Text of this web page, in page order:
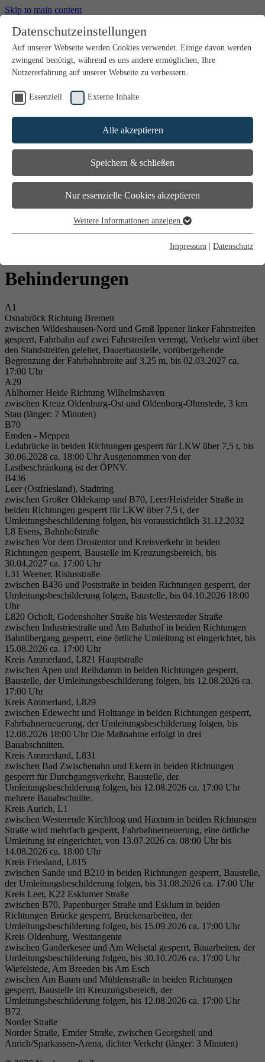
Skip to main content
Empfang
Radioplayer
Verkehrszentrale(current)
Verkehrszentrale
Besser ankommen mit dem besten Verkehrsservice.
Wenn ihr einen Stau oder einen Blitzer seht, dann ruft uns an:
04931 / 97 3000
Behinderungen
A1
Osnabrück Richtung Bremen
zwischen Wildeshausen-Nord und Groß Ippener linker Fahrstreifen
gesperrt, Fahrbahn auf zwei Fahrstreifen verengt, Verkehr wird über
den Standstreifen geleitet, Dauerbaustelle, vorübergehende
Begrenzung der Fahrbahnbreite auf 3,25 m, bis 02.03.2027 ca.
17:00 Uhr
A29
Ahlhorner Heide Richtung Wilhelmshaven
zwischen Kreuz Oldenburg-Ost und Oldenburg-Ohmstede, 3 km
Stau (länger: 7 Minuten)
B70
Emden - Meppen
Ledabrücke in beiden Richtungen gesperrt für LKW über 7,5 t, bis
30.06.2028 ca. 18:00 Uhr Ausgenommen von der
Lastbeschränkung ist der ÖPNV.
B436
Leer (Ostfriesland), Stadtring
zwischen Großer Oldekamp und B70, Leer/Heisfelder Straße in
beiden Richtungen gesperrt für LKW über 7,5 t, der
Umleitungsbeschilderung folgen, bis voraussichtlich 31.12.2032
L8 Esens, Bahnhofstraße
zwischen Vor dem Drostentor und Kreisverkehr in beiden
Richtungen gesperrt, Baustelle im Kreuzungsbereich, bis
30.04.2027 ca. 17:00 Uhr
L31 Weener, Risiusstraße
zwischen B436 und Poststraße in beiden Richtungen gesperrt, der
Umleitungsbeschilderung folgen, Baustelle, bis 04.10.2026 18:00
Uhr
L820 Ocholt, Godensholter Straße bis Westersteder Straße
zwischen Industriestraße und Am Bahnhof in beiden Richtungen
Bahnübergang gesperrt, eine örtliche Umleitung ist eingerichtet, bis
15.08.2026 ca. 17:00 Uhr
Kreis Ammerland, L821 Hauptstraße
zwischen Apen und Reihdamm in beiden Richtungen gesperrt,
Baustelle, der Umleitungsbeschilderung folgen, bis 12.08.2026 ca.
17:00 Uhr
Kreis Ammerland, L829
zwischen Edewecht und Holttange in beiden Richtungen gesperrt,
Fahrbahnerneuerung, der Umleitungsbeschilderung folgen, bis
12.08.2026 18:00 Uhr Die Maßnahme erfolgt in drei
Bauabschnitten.
Kreis Ammerland, L831
zwischen Bad Zwischenahn und Ekern in beiden Richtungen
gesperrt für Durchgangsverkehr, Baustelle, der
Umleitungsbeschilderung folgen, bis 12.08.2026 ca. 17:00 Uhr
mehrere Bauabschnitte.
Kreis Aurich, L1
zwischen Westerende Kirchloog und Haxtum in beiden Richtungen
Straße wird mehrfach gesperrt, Fahrbahnerneuerung, eine örtliche
Umleitung ist eingerichtet, von 13.07.2026 ca. 08:00 Uhr bis
14.08.2026 ca. 18:00 Uhr
Kreis Friesland, L815
zwischen Sande und B210 in beiden Richtungen gesperrt, Baustelle,
der Umleitungsbeschilderung folgen, bis 31.08.2026 ca. 17:00 Uhr
Kreis Leer, K22 Esklumer Straße
zwischen B70, Papenburger Straße und Esklum in beiden
Richtungen Brücke gesperrt, Brückenarbeiten, der
Umleitungsbeschilderung folgen, bis 15.09.2026 ca. 17:00 Uhr
Kreis Oldenburg, Westtangente
zwischen Ganderkesee und Am Welsetal gesperrt, Bauarbeiten, der
Umleitungsbeschilderung folgen, bis 30.10.2026 ca. 17:00 Uhr
Wiefelstede, Am Breeden bis Am Esch
zwischen Am Baum und Mühlenstraße in beiden Richtungen
gesperrt, Baustelle im Kreuzungsbereich, der
Umleitungsbeschilderung folgen, bis 12.08.2026 ca. 17:00 Uhr
B72
Norder Straße
Norder Straße, Emder Straße, zwischen Georgsheil und
Aurich/Sparkassen-Arena, dichter Verkehr (länger: 3 Minuten)
Datenschutzeinstellungen
Auf unserer Webseite werden Cookies verwendet. Einige davon werden
zwingend benötigt, während es uns andere ermöglichen, Ihre
Nutzererfahrung auf unserer Webseite zu verbessern.
Essenziell Externe Inhalte
Alle akzeptieren
Speichern & schließen
Nur essenzielle Cookies akzeptieren
Essenzielle Cookies werden für grundlegende Funktionen der
Anbieter
Laufzeit 1 Jahr
speichern.
Name
Anbieter
Laufzeit 1 Jahr
Zweck
Dieser Wert speichert Ihre Consent-
Einstellungen. Unter anderem eine zufällig
generierte ID, für die historische Speicherung
Ihrer vorgenommen Einstellungen, falls der
Webseiten-Betreiber dies eingestellt hat.
Externe Inhalte
Wir verwenden auf unserer Website externe Inhalte, um Ihnen
zusätzliche Informationen anzubieten.
Weitere Informationen anzeigen
Impressum Datenschutz